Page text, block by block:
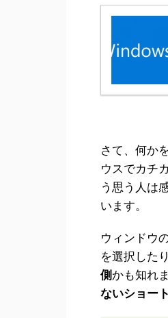
さて、何か
ウスでカチ
う思う人は
います。
ウィンドウ
を選択した
側 かも知れ
ないショー